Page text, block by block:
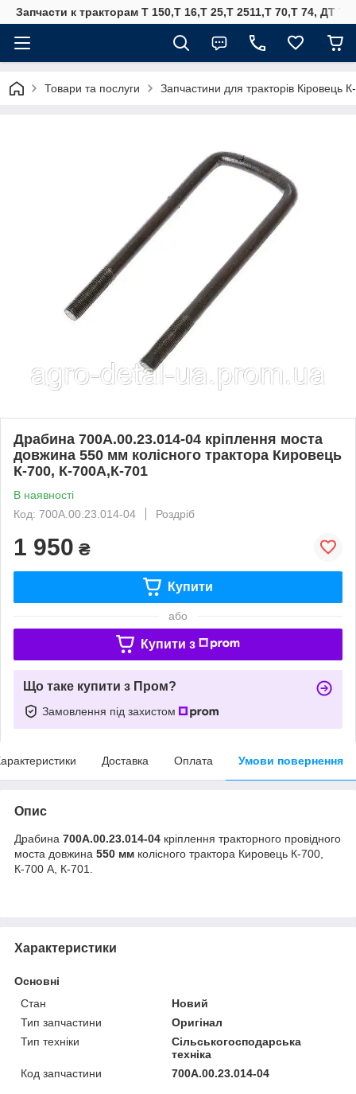
Запчасти к тракторам Т 150,Т 16,Т 25,Т 2511,Т 70,Т 74, ДТ
Товари та послуги Запчастини для тракторів Кіровець
Драбина 700А.00.23.014-04 кріплення моста
довжина 550 мм колісного трактора Кировець
К-700, К-700А,К-701
В наявності
Код: 700А.00.23.014-04
Роздріб
1 950 ₴
Купити
або
Купити з
Що таке купити з Пром?
Замовлення під захистом
Доставка Оплата Умови повернення
Опис
Драбина 700А.00.23.014-04 кріплення тракторного провідного
моста довжина 550 мм колісного трактора Кировець К-700,
К-700 А, К-701.
Характеристики
Основні
Стан
Новий
Тип запчастини
Оригінал
Тип техніки
Сільськогосподарська
техніка
Код запчастини
700А.00.23.014-04